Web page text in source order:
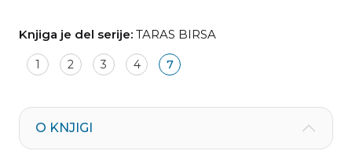
Knjiga je del serije: TARAS BIRSA
1 2 3 4 7
O KNJIGI